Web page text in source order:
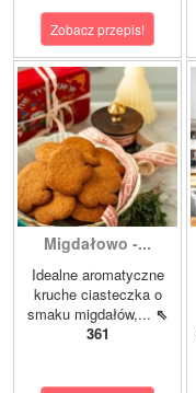
Zobacz przepis!
Migdałowo -...
Idealne aromatyczne
kruche ciasteczka o
smaku migdałów,... ⇖
361